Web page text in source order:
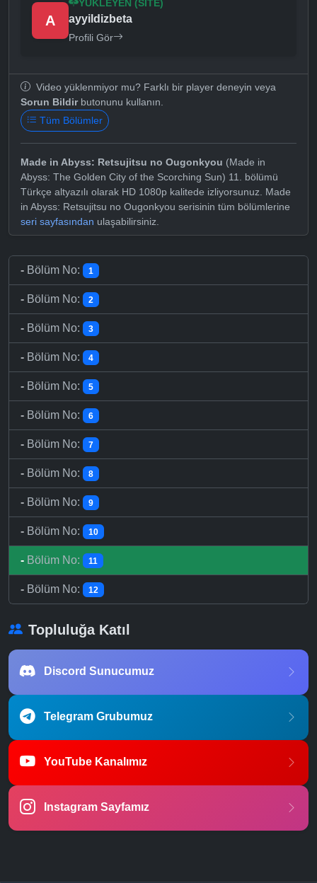
A
YÜKLEYEN (SITE)
ayyildizbeta
Profili Gör
Video yüklenmiyor mu? Farklı bir player deneyin veya
Sorun Bildirbutonunu kullanın.
Tüm Bölümler
Made in Abyss: Retsujitsu no Ougonkyou (Made in
Abyss: The Golden City of the Scorching Sun) 11. bölümü
Türkçe altyazılı olarak HD 1080p kalitede izliyorsunuz. Made
in Abyss: Retsujitsu no Ougonkyou serisinin tüm bölümlerine
seri sayfasından ulaşabilirsiniz.
- Bölüm No: 1
- Bölüm No: 2
- Bölüm No: 3
- Bölüm No: 4
- Bölüm No: 5
- Bölüm No: 6
- Bölüm No: 7
- Bölüm No: 8
- Bölüm No: 9
- Bölüm No: 10
- Bölüm No: 11
- Bölüm No: 12
Topluluğa Katıl
Discord Sunucumuz
Telegram Grubumuz
YouTube Kanalımız
Instagram Sayfamız